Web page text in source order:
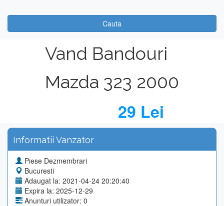
Cauta
Vand Bandouri
Mazda 323 2000
29 Lei
Informatii Vanzator
Piese Dezmembrari
Bucuresti
Adaugat la: 2021-04-24 20:20:40
Expira la: 2025-12-29
Anunturi utilizator: 0